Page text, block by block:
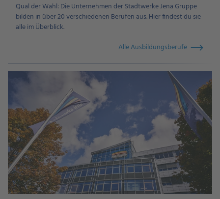
Qual der Wahl: Die Unternehmen der Stadtwerke Jena Gruppe
bilden in über 20 verschiedenen Berufen aus. Hier findest du sie
alle im Überblick.
Alle Ausbildungsberufe